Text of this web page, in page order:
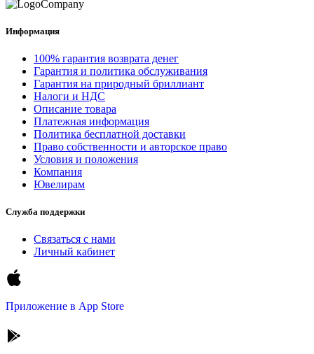
Информация
100% гарантия возврата денег
Гарантия и политика обслуживания
Гарантия на природный бриллиант
Налоги и НДС
Описание товара
Платежная информация
Политика бесплатной доставки
Право собственности и авторское право
Условия и положения
Компания
Ювелирам
Служба поддержки
Связаться с нами
Личный кабинет
Приложение в App Store